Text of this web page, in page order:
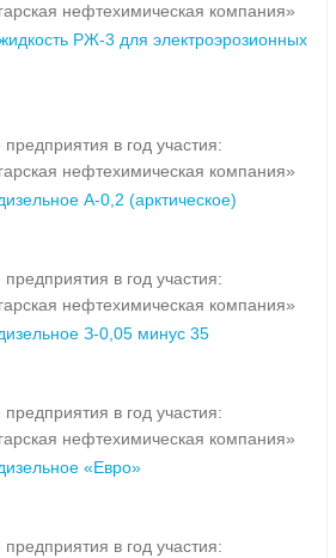
нефтехимическая компания»
РЖ-3 для электроэрозионных
в год участия:
нефтехимическая компания»
А-0,2 (арктическое)
в год участия:
нефтехимическая компания»
З-0,05 минус 35
в год участия:
нефтехимическая компания»
«Евро»
в год участия: